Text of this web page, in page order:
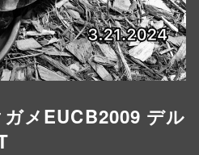
メEUCB2009 デル